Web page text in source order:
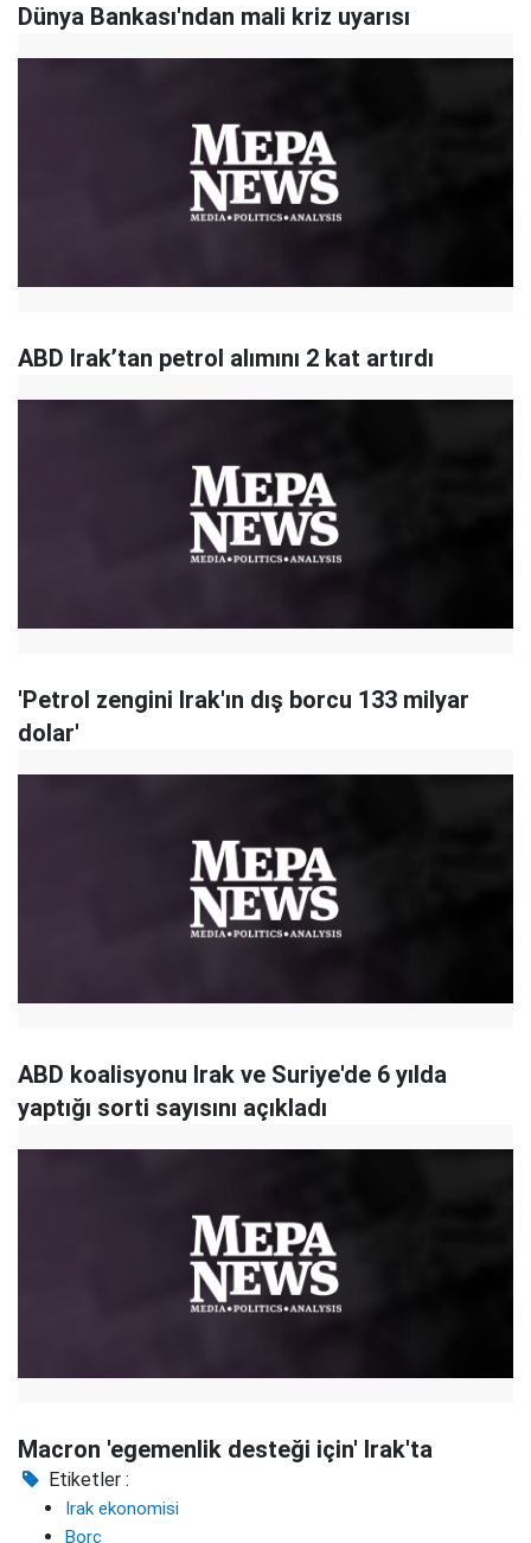
Dünya Bankası'ndan mali kriz uyarısı
ABD Irak’tan petrol alımını 2 kat artırdı
'Petrol zengini Irak'ın dış borcu 133 milyar
dolar'
ABD koalisyonu Irak ve Suriye'de 6 yılda
yaptığı sorti sayısını açıkladı
Macron 'egemenlik desteği için' Irak'ta
Etiketler :
Irak ekonomisi
Borç